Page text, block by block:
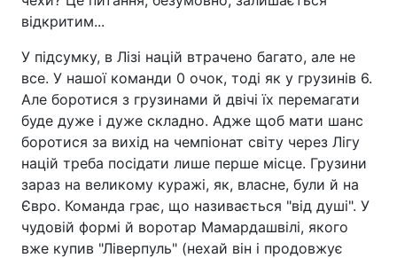
відкритим...
У підсумку, в Лізі націй втрачено багато, але не
все. У нашої команди 0 очок, тоді як у грузинів 6.
Але боротися з грузинами й двічі їх перемагати
буде дуже і дуже складно. Адже щоб мати шанс
боротися за вихід на чемпіонат світу через Лігу
націй треба посідати лише перше місце. Грузини
зараз на великому куражі, як, власне, були й на
Євро. Команда грає, що називається "від душі". У
чудовій формі й воротар Мамардашвілі, якого
вже купив "Ліверпуль" (нехай він і продовжує